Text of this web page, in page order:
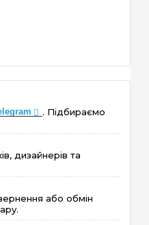
. Підбираємо
дизайнерів та
або обмін